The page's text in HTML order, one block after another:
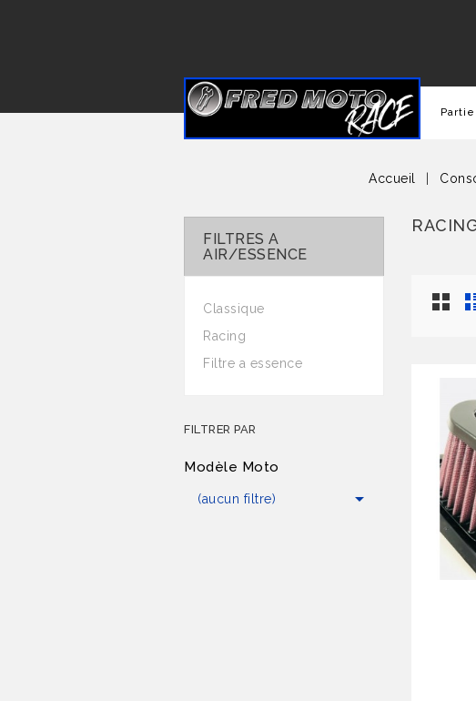
Accueil
FILTRES A
AIR/ESSENCE
Classique
Racing
Filtre a essence
FILTRER PAR
Modèle Moto
(aucun filtre) 